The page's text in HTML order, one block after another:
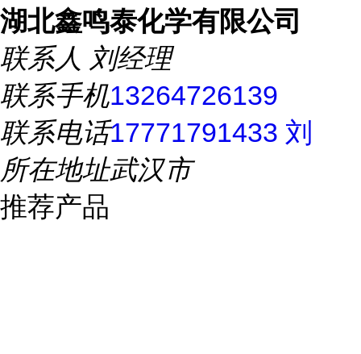
湖北鑫鸣泰化学有限公司
联系人 刘经理
联系手机13264726139
联系电话17771791433 刘
所在地址武汉市
推荐产品